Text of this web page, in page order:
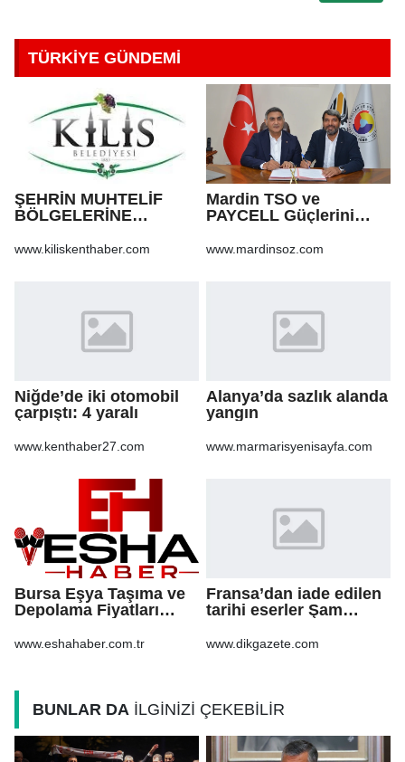
TÜRKİYE GÜNDEMİ
ŞEHRİN MUHTELİF
BÖLGELERİNE
VE BOZULAN
www.kiliskenthaber.com
Mardin TSO ve
PAYCELL Güçlerini
www.mardinsoz.com
Niğde’de iki otomobil
çarpıştı: 4 yaralı
www.kenthaber27.com
Alanya’da sazlık alanda
yangın
www.marmarisyenisayfa.com
Bursa Eşya Taşıma ve
Depolama Fiyatları
İçin Bilinmesi
www.eshahaber.com.tr
Fransa’dan iade edilen
tarihi eserler Şam
www.dikgazete.com
BUNLAR DA İLGİNİZİ ÇEKEBİLİR